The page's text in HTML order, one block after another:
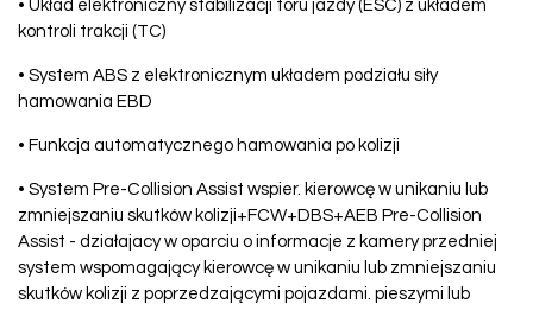
• Układ elektroniczny stabilizacji toru jazdy (ESC) z układem
kontroli trakcji (TC)
• System ABS z elektronicznym układem podziału siły
hamowania EBD
• Funkcja automatycznego hamowania po kolizji
• System Pre-Collision Assist wspier. kierowcę w unikaniu lub
zmniejszaniu skutków kolizji+FCW+DBS+AEB Pre-Collision
Assist - działajacy w oparciu o informacje z kamery przedniej
system wspomagający kierowcę w unikaniu lub zmniejszaniu
skutków kolizji z poprzedzającymi pojazdami. pieszymi lub